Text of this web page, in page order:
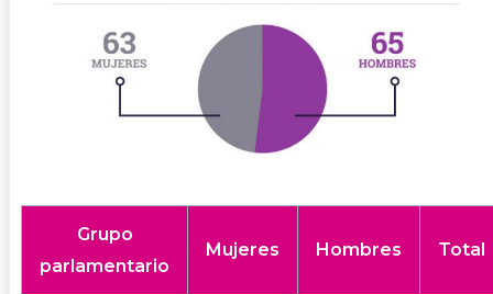
Grupo
parlamentario
Mujeres Hombres Total